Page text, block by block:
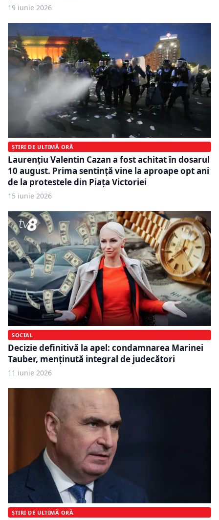
19 iunie 2026
ȘTIRI DE ULTIMĂ ORĂ
Laurențiu Valentin Cazan a fost achitat în dosarul
10 august. Prima sentință vine la aproape opt ani
de la protestele din Piața Victoriei
15 iunie 2026
SOCIAL
Decizie definitivă la apel: condamnarea Marinei
Tauber, menținută integral de judecători
11 iunie 2026
ȘTIRI DE ULTIMĂ ORĂ